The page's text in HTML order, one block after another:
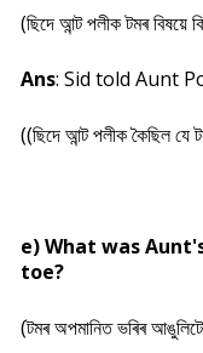
(ছিদে আন্ট পলীক টমৰ বিষয়ে
Ans: Sid told Aunt
((ছিদে আন্ট পলীক কৈছিল
e) What was
toe?
(টমৰ অপমানিত ভৰিৰ